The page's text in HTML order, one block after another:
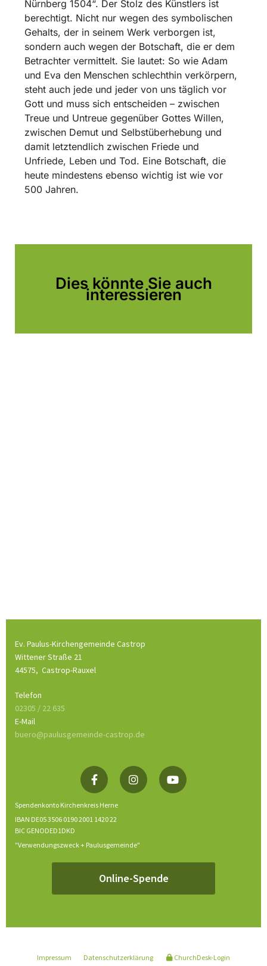
Nürnberg 1504“. Der Stolz des Künstlers ist
berechtigt. Nicht nur wegen des symbolischen
Gehalts, der in seinem Werk verborgen ist,
sondern auch wegen der Botschaft, die er dem
Betrachter vermittelt. Sie lautet: So wie Adam
und Eva den Menschen schlechthin verkörpern,
steht auch jede und jeder von uns täglich vor
Gott und muss sich entscheiden – zwischen
Treue und Untreue gegenüber Gottes Willen,
zwischen Demut und Selbstüberhebung und
damit letztendlich zwischen Friede und
Unfriede, Leben und Tod. Eine Botschaft, die
heute mindestens ebenso wichtig ist wie vor
500 Jahren.
Dies könnte Sie auch
interessieren
Ev. Paulus-Kirchengemeinde Castrop
Wittener Straße 21
44575, Castrop-Rauxel
Telefon
02305 / 22 635
E-Mail
buero@paulusgemeinde-castrop.de
Spendenkonto Kirchenkreis Herne
IBAN DE05 3506 0190 2001 1420 22
BIC GENODED1DKD
"Verwendungszweck + Paulusgemeinde"
Online-Spende
Impressum Datenschutzerklärung ChurchDesk-Login